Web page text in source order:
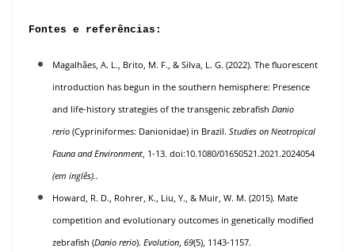
Fontes e referências:
Magalhães, A. L., Brito, M. F., & Silva, L. G. (2022). The fluorescent
introduction has begun in the southern hemisphere: Presence
and life-history strategies of the transgenic zebrafish Danio
rerio (Cypriniformes: Danionidae) in Brazil. Studies on Neotropical
Fauna and Environment, 1-13. doi:10.1080/01650521.2021.2024054
(em inglês)..
Howard, R. D., Rohrer, K., Liu, Y., & Muir, W. M. (2015). Mate
competition and evolutionary outcomes in genetically modified
zebrafish (Danio rerio). Evolution, 69(5), 1143-1157.